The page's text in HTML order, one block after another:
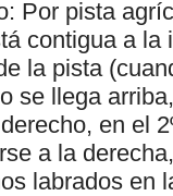
Por pista
contigua a la
la pista
se llega
en el
a la
labrados en